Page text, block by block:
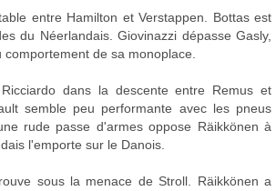
entre Hamilton et Verstappen. Bottas est
du Néerlandais. Giovinazzi dépasse Gasly,
de sa monoplace.
dans la descente entre Remus et
semble peu performante avec les pneus
rude passe d'armes oppose Räikkönen à
l'emporte sur le Danois.
sous la menace de Stroll. Räikkönen a